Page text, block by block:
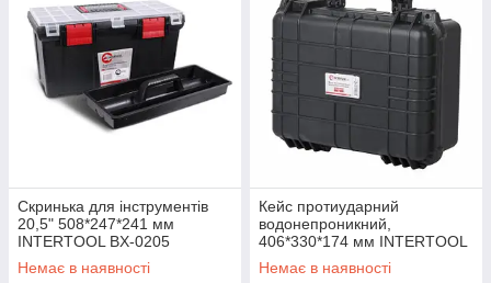
Скринька для інструментів
20,5" 508*247*241 мм
INTERTOOL BX-0205
Немає в наявності
Кейс протиударний
водонепроникний,
406*330*174 мм INTERTOOL
BX-0153
Немає в наявності